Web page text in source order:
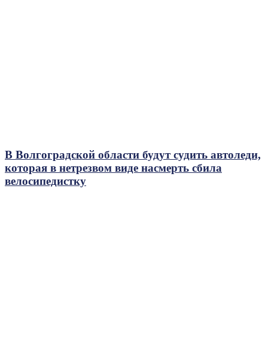
В Волгоградской области будут судить автоледи,
которая в нетрезвом виде насмерть сбила
велосипедистку